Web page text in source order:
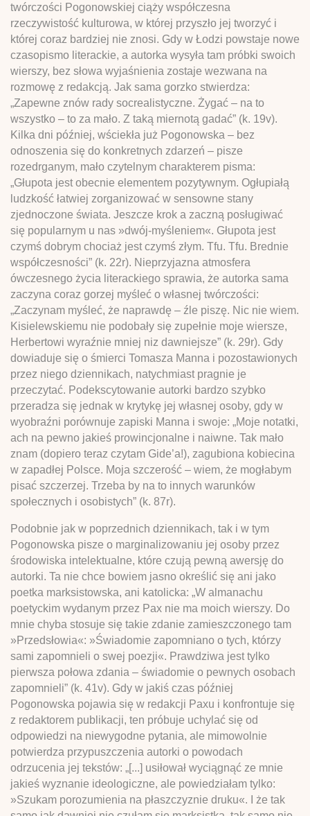
twórczości Pogonowskiej ciąży współczesna
rzeczywistość kulturowa, w której przyszło jej tworzyć i
której coraz bardziej nie znosi. Gdy w Łodzi powstaje nowe
czasopismo literackie, a autorka wysyła tam próbki swoich
wierszy, bez słowa wyjaśnienia zostaje wezwana na
rozmowę z redakcją. Jak sama gorzko stwierdza:
„Zapewne znów rady socrealistyczne. Żygać – na to
wszystko – to za mało. Z taką miernotą gadać” (k. 19v).
Kilka dni później, wściekła już Pogonowska – bez
odnoszenia się do konkretnych zdarzeń – pisze
rozedrganym, mało czytelnym charakterem pisma:
„Głupota jest obecnie elementem pozytywnym. Ogłupiałą
ludzkość łatwiej zorganizować w sensowne stany
zjednoczone świata. Jeszcze krok a zaczną posługiwać
się popularnym u nas »dwój-myśleniem«. Głupota jest
czymś dobrym chociaż jest czymś złym. Tfu. Tfu. Brednie
współczesności” (k. 22r). Nieprzyjazna atmosfera
ówczesnego życia literackiego sprawia, że autorka sama
zaczyna coraz gorzej myśleć o własnej twórczości:
„Zaczynam myśleć, że naprawdę – źle piszę. Nic nie wiem.
Kisielewskiemu nie podobały się zupełnie moje wiersze,
Herbertowi wyraźnie mniej niz dawniejsze” (k. 29r). Gdy
dowiaduje się o śmierci Tomasza Manna i pozostawionych
przez niego dziennikach, natychmiast pragnie je
przeczytać. Podekscytowanie autorki bardzo szybko
przeradza się jednak w krytykę jej własnej osoby, gdy w
wyobraźni porównuje zapiski Manna i swoje: „Moje notatki,
ach na pewno jakieś prowincjonalne i naiwne. Tak mało
znam (dopiero teraz czytam Gide’a!), zagubiona kobiecina
w zapadłej Polsce. Moja szczerość – wiem, że mogłabym
pisać szczerzej. Trzeba by na to innych warunków
społecznych i osobistych” (k. 87r).
Podobnie jak w poprzednich dziennikach, tak i w tym
Pogonowska pisze o marginalizowaniu jej osoby przez
środowiska intelektualne, które czują pewną awersję do
autorki. Ta nie chce bowiem jasno określić się ani jako
poetka marksistowska, ani katolicka: „W almanachu
poetyckim wydanym przez Pax nie ma moich wierszy. Do
mnie chyba stosuje się takie zdanie zamieszczonego tam
»Przedsłowia«: »Świadomie zapomniano o tych, którzy
sami zapomnieli o swej poezji«. Prawdziwa jest tylko
pierwsza połowa zdania – świadomie o pewnych osobach
zapomnieli” (k. 41v). Gdy w jakiś czas później
Pogonowska pojawia się w redakcji Paxu i konfrontuje się
z redaktorem publikacji, ten próbuje uchylać się od
odpowiedzi na niewygodne pytania, ale mimowolnie
potwierdza przypuszczenia autorki o powodach
odrzucenia jej tekstów: „[...] usiłował wyciągnąć ze mnie
jakieś wyznanie ideologiczne, ale powiedziałam tylko:
»Szukam porozumienia na płaszczyznie druku«. I że tak